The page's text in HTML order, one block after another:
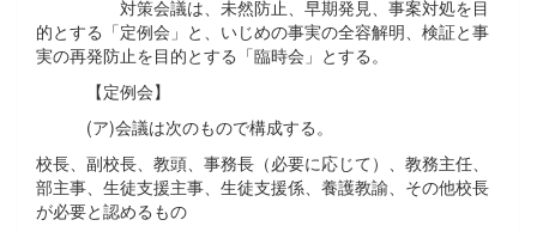
対策会議は、未然防止、早期発見、事案対処を目
的とする「定例会」と、いじめの事実の全容解明、検証と事
実の再発防止を目的とする「臨時会」とする。
【定例会】
(ア)会議は次のもので構成する。
校長、副校長、教頭、事務長（必要に応じて）、教務主任、
部主事、生徒支援主事、生徒支援係、養護教諭、その他校長
が必要と認めるもの